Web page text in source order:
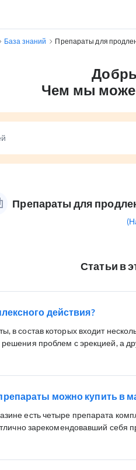
База знаний Препараты для
Чем мы
Препараты для
Статьи в
действия?
в состав которых входит
проблем с эрекцией, а
можно купить в
есть четыре препарата
зарекомендовавший себя